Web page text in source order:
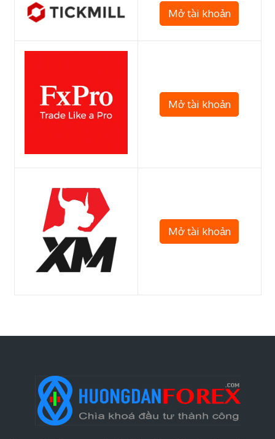
Mở tài khoản
Mở tài khoản
Mở tài khoản